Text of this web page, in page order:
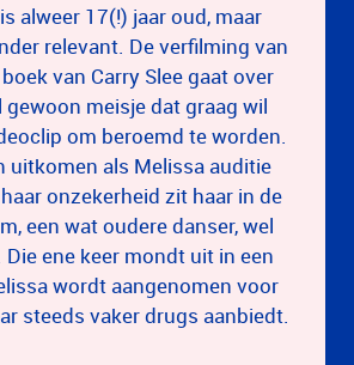
alweer 17(!) jaar oud, maar
relevant. De verfilming van
van Carry Slee gaat over
gewoon meisje dat graag wil
om beroemd te worden.
uitkomen als Melissa auditie
onzekerheid zit haar in de
een wat oudere danser, wel
Die ene keer mondt uit in een
wordt aangenomen voor
steeds vaker drugs aanbiedt.